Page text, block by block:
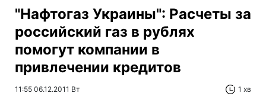
"Нафтогаз Украины": Расчеты за
российский газ в рублях
помогут компании в
привлечении кредитов
11:55 06.12.2011 Вт 1 хв